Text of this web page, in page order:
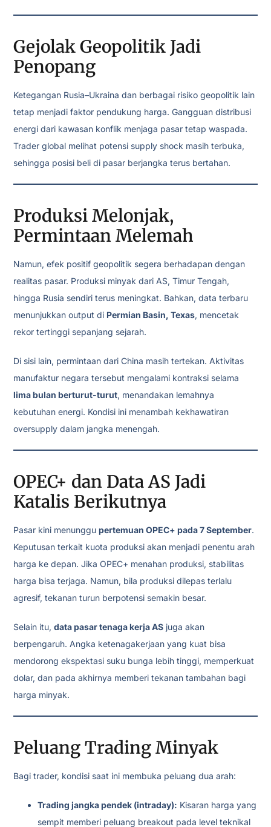
Gejolak Geopolitik Jadi
Penopang
Ketegangan Rusia–Ukraina dan berbagai risiko geopolitik lain
tetap menjadi faktor pendukung harga. Gangguan distribusi
energi dari kawasan konflik menjaga pasar tetap waspada.
Trader global melihat potensi supply shock masih terbuka,
sehingga posisi beli di pasar berjangka terus bertahan.
Produksi Melonjak,
Permintaan Melemah
Namun, efek positif geopolitik segera berhadapan dengan
realitas pasar. Produksi minyak dari AS, Timur Tengah,
hingga Rusia sendiri terus meningkat. Bahkan, data terbaru
menunjukkan output di Permian Basin, Texas, mencetak
rekor tertinggi sepanjang sejarah.
Di sisi lain, permintaan dari China masih tertekan. Aktivitas
manufaktur negara tersebut mengalami kontraksi selama
lima bulan berturut-turut, menandakan lemahnya
kebutuhan energi. Kondisi ini menambah kekhawatiran
oversupply dalam jangka menengah.
OPEC+ dan Data AS Jadi
Katalis Berikutnya
Pasar kini menunggupertemuan OPEC+ pada 7 September.
Keputusan terkait kuota produksi akan menjadi penentu arah
harga ke depan. Jika OPEC+ menahan produksi, stabilitas
harga bisa terjaga. Namun, bila produksi dilepas terlalu
agresif, tekanan turun berpotensi semakin besar.
Selain itu,data pasar tenaga kerja AS juga akan
berpengaruh. Angka ketenagakerjaan yang kuat bisa
mendorong ekspektasi suku bunga lebih tinggi, memperkuat
dolar, dan pada akhirnya memberi tekanan tambahan bagi
harga minyak.
Peluang Trading Minyak
Bagi trader, kondisi saat ini membuka peluang dua arah:
Trading jangka pendek (intraday): Kisaran harga yang
sempit memberi peluang breakout pada level teknikal